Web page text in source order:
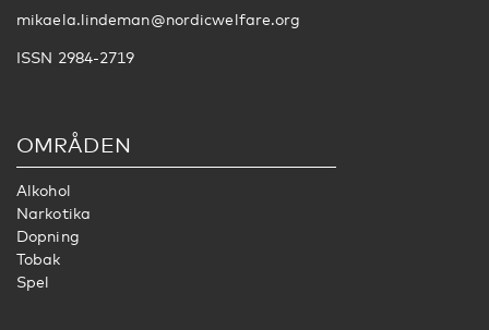
mikaela.lindeman@nordicwelfare.org
ISSN 2984-2719
OMRÅDEN
Alkohol
Narkotika
Dopning
Tobak
Spel